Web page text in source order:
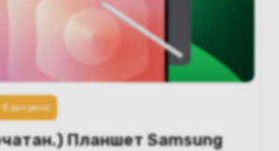
Планшет Samsung
В рассрочку